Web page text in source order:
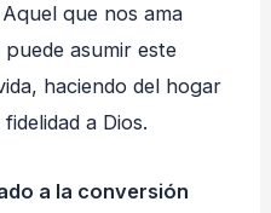
que nos ama
asumir este
haciendo del hogar
a Dios.
a la conversión